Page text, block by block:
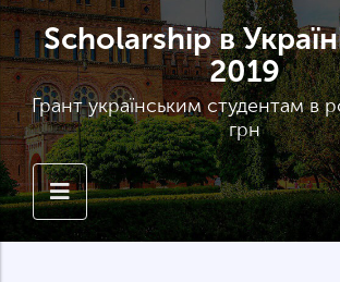
Scholarship в
2019
Грант українським студентам в
грн